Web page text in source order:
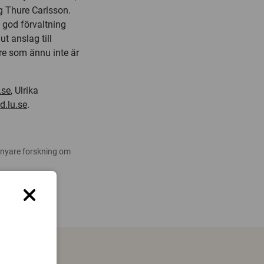
Carlsson.
god förvaltning
anslag till
som ännu inte är
, Ulrika
.
forskning om